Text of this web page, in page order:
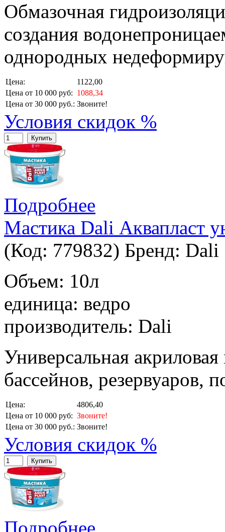
Обмазочная
создания
однородных
Цена:
1122,00
Цена от 10 000 руб: 1088,34
Цена от 30 000 руб.: Звоните!
Условия скидок %
Купить
Подробнее
Мастика Dali Аквапласт
(Код: 779832) Бренд: Dali
Объем: 10л
единица: ведро
производитель: Dali
Универсальная
бассейнов, резервуаров,
Цена:
4806,40
Цена от 10 000 руб: Звоните!
Цена от 30 000 руб.: Звоните!
Условия скидок %
Купить